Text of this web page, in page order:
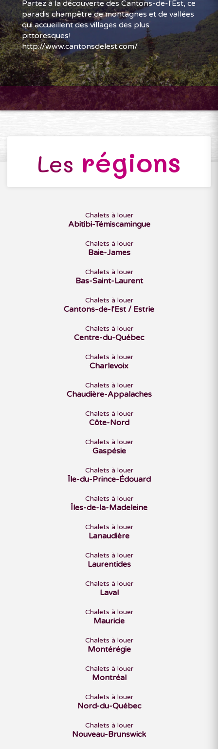
Partez à la découverte des Cantons-de-l'Est, ce
paradis champêtre de montagnes et de vallées
qui accueillent des villages des plus
pittoresques!
http://www.cantonsdelest.com/
Les régions
Chalets à louer
Abitibi-Témiscamingue
Chalets à louer
Baie-James
Chalets à louer
Bas-Saint-Laurent
Chalets à louer
Cantons-de-l'Est / Estrie
Chalets à louer
Centre-du-Québec
Chalets à louer
Charlevoix
Chalets à louer
Chaudière-Appalaches
Chalets à louer
Côte-Nord
Chalets à louer
Gaspésie
Chalets à louer
Île-du-Prince-Édouard
Chalets à louer
Îles-de-la-Madeleine
Chalets à louer
Lanaudière
Chalets à louer
Laurentides
Chalets à louer
Laval
Chalets à louer
Mauricie
Chalets à louer
Montérégie
Chalets à louer
Montréal
Chalets à louer
Nord-du-Québec
Chalets à louer
Nouveau-Brunswick